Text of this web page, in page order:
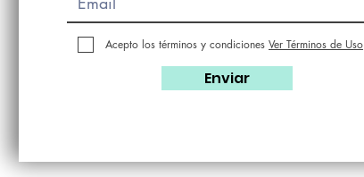
Acepto los términos y condiciones Ver Términos de Uso
Enviar